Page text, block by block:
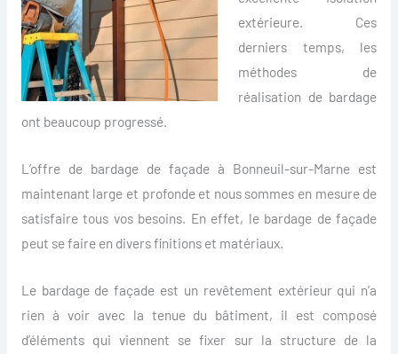
extérieure. Ces
derniers temps, les
méthodes de
réalisation de bardage
ont beaucoup progressé.
L’offre de bardage de façade à Bonneuil-sur-Marne est
maintenant large et profonde et nous sommes en mesure de
satisfaire tous vos besoins. En effet, le bardage de façade
peut se faire en divers finitions et matériaux.
Le bardage de façade est un revêtement extérieur qui n’a
rien à voir avec la tenue du bâtiment, il est composé
d’éléments qui viennent se fixer sur la structure de la